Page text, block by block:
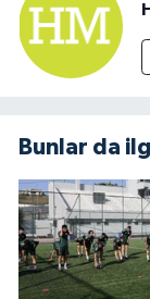
Bunlar da